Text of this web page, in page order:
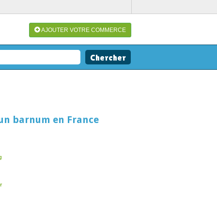
AJOUTER VOTRE COMMERCE
barnum en France